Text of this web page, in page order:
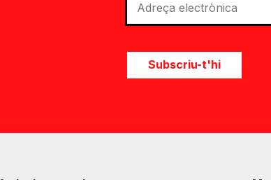
Subscriu-t'hi